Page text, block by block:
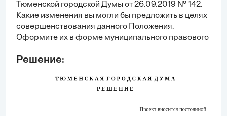
Тюменской городской Думы от 26.09.2019 № 142.
Какие изменения вы могли бы предложить в целях
совершенствования данного Положения.
Оформите их в форме муниципального правового
Подготовьте сопроводительные документы.
Решение: